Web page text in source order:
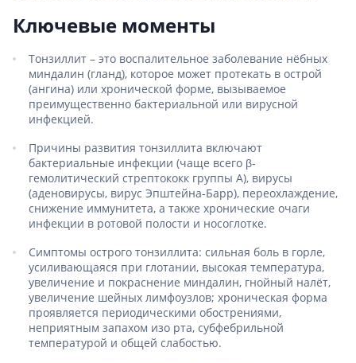
Ключевые моменты
Тонзиллит – это воспалительное заболевание нёбных
миндалин (гланд), которое может протекать в острой
(ангина) или хронической форме, вызываемое
преимущественно бактериальной или вирусной
инфекцией.
Причины развития тонзиллита включают
бактериальные инфекции (чаще всего β-
гемолитический стрептококк группы А), вирусы
(аденовирусы, вирус Эпштейна-Барр), переохлаждение,
снижение иммунитета, а также хронические очаги
инфекции в ротовой полости и носоглотке.
Симптомы острого тонзиллита: сильная боль в горле,
усиливающаяся при глотании, высокая температура,
увеличение и покраснение миндалин, гнойный налёт,
увеличение шейных лимфоузлов; хроническая форма
проявляется периодическими обострениями,
неприятным запахом изо рта, субфебрильной
температурой и общей слабостью.